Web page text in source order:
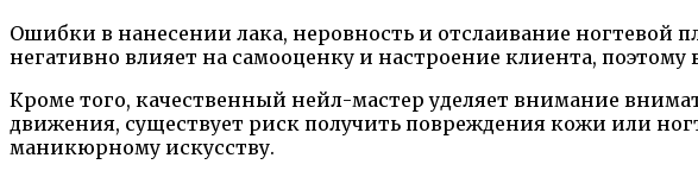
Ошибки в нанесении лака, неровность и отслаивание ногтевой
негативно влияет на самооценку и настроение клиента, поэтому
Кроме того, качественный нейл-мастер уделяет внимание
движения, существует риск получить повреждения кожи или
маникюрному искусству.